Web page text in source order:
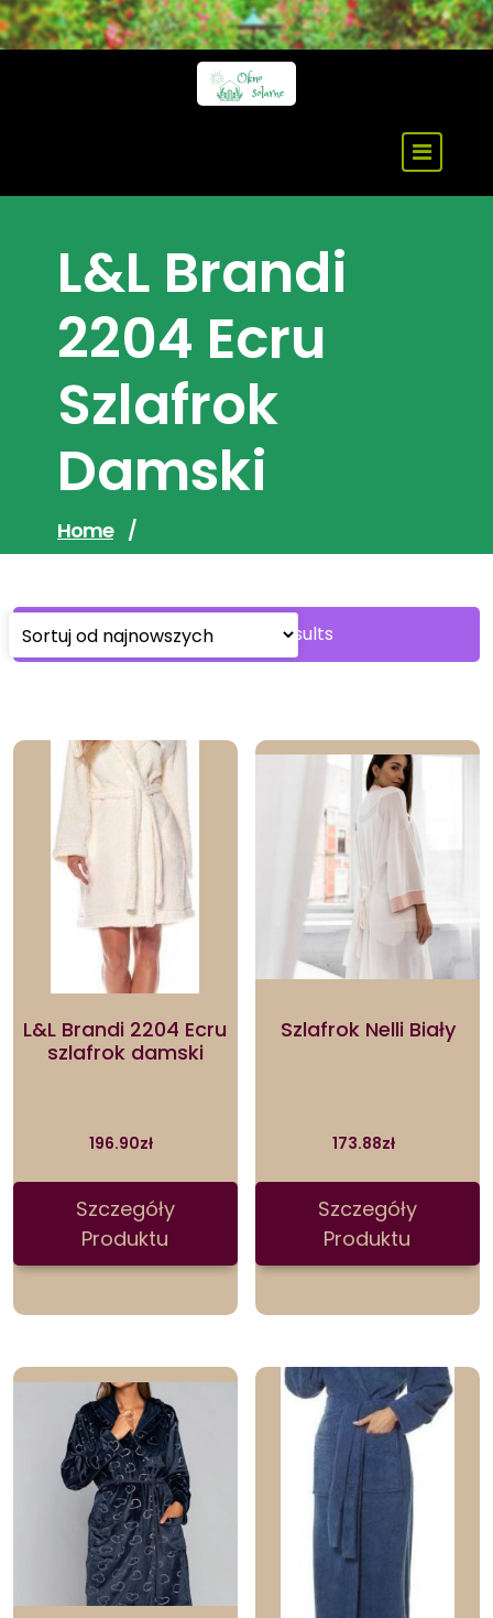
Skip
to
L&L Brandi
2204 Ecru
Szlafrok
Damski
Home /
Showing all 7 results
by
L&L Brandi 2204 Ecru
szlafrok damski
196.90zł
Szczegóły
Produktu
Szlafrok Nelli Biały
173.88zł
Szczegóły
Produktu